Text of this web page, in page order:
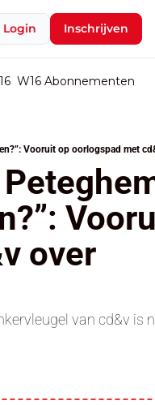
Login Inschrijven
van België
W16 Abonnementen
Vooruit op oorlogspad met
over
van cd&v is